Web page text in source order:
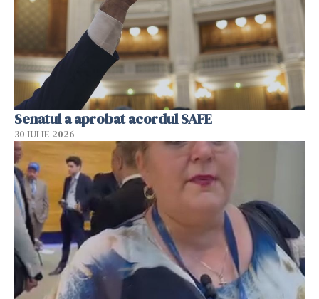
Senatul a aprobat acordul SAFE
30 IULIE 2026